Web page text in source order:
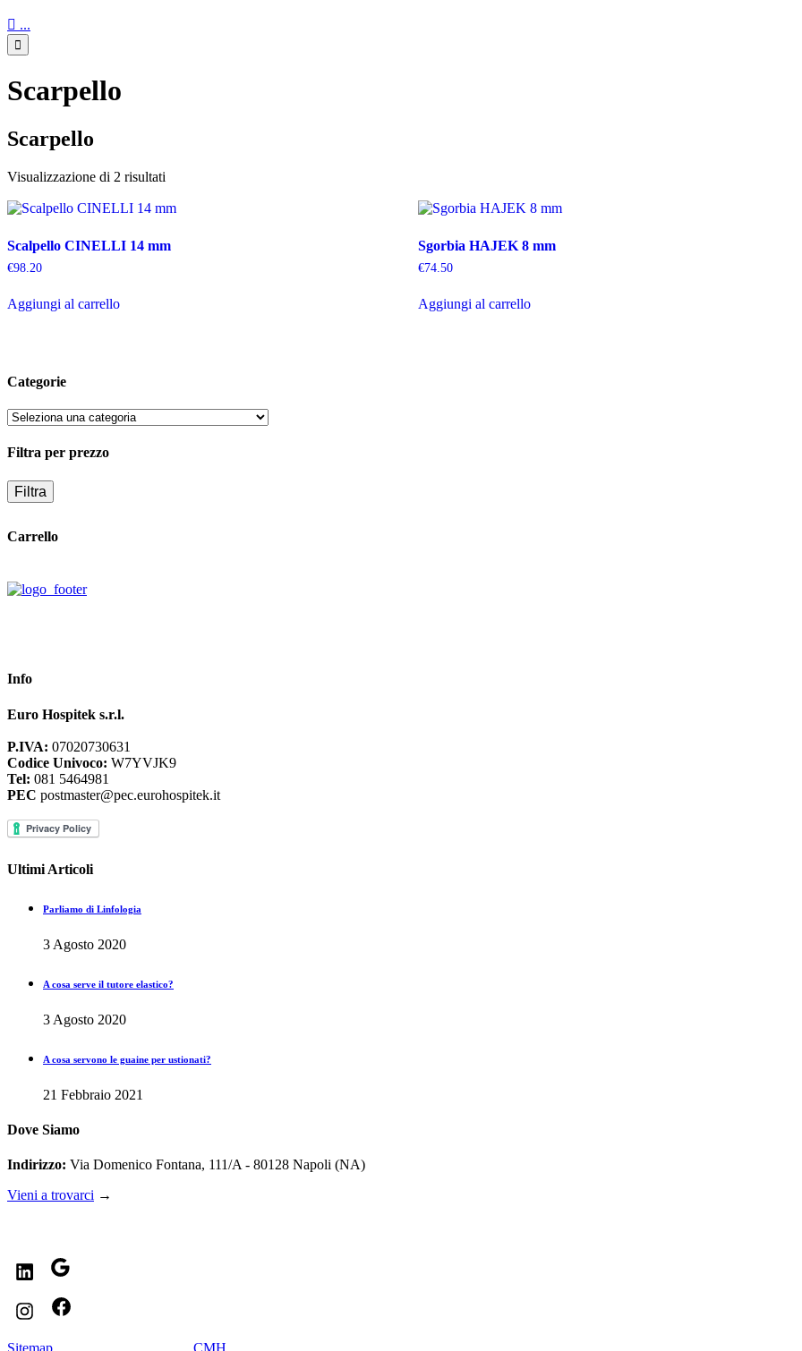
 ...

Scarpello
Scarpello
Visualizzazione di 2 risultati
Scalpello CINELLI 14 mm
€98.20
Aggiungi al carrello
Sgorbia HAJEK 8 mm
€74.50
Aggiungi al carrello
Categorie
Filtra per prezzo
Filtra
Carrello
Info
Euro Hospitek s.r.l.
P.IVA: 07020730631
Codice Univoco: W7YVJK9
Tel: 081 5464981
PEC postmaster@pec.eurohospitek.it
Ultimi Articoli
Parliamo di Linfologia
3 Agosto 2020
A cosa serve il tutore elastico?
3 Agosto 2020
A cosa servono le guaine per ustionati?
21 Febbraio 2021
Dove Siamo
Indirizzo: Via Domenico Fontana, 111/A - 80128 Napoli (NA)
Vieni a trovarci →
LinkedInGoogle
InstagramFacebook
Sitemap CMH